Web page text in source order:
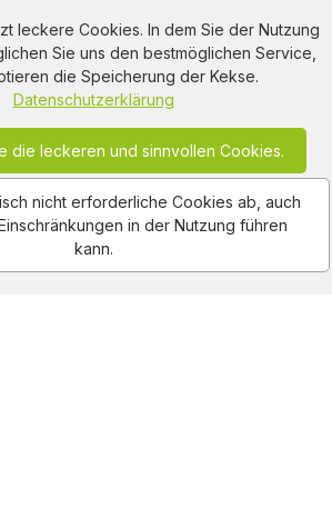
leckere Cookies. In dem Sie der Nutzung
Sie uns den bestmöglichen Service,
die Speicherung der Kekse.
Datenschutzerklärung
die leckeren und sinnvollen Cookies.
nicht erforderliche Cookies ab, auch
in der Nutzung führen
kann.
,Koffer,Tablet,Jeans-